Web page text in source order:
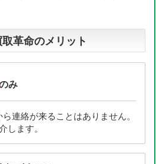
革命のメリット
み
連絡が来ることはありません。
します。